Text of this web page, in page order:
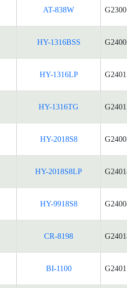
AT-838W
HY-1316BSS
HY-1316LP
HY-1316TG
HY-2018S8
HY-2018S8LP
HY-9918S8
CR-8198
BI-1100